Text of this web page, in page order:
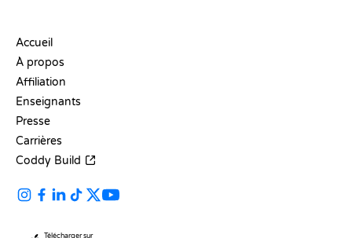
Accueil
À propos
Affiliation
Enseignants
Presse
Carrières
Coddy Build
Télécharger sur